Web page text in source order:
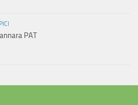
PAT